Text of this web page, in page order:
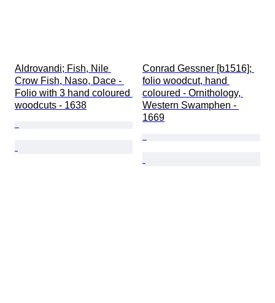
Aldrovandi; Fish, Nile
Crow Fish, Naso, Dace -
Folio with 3 hand coloured
woodcuts - 1638
Conrad Gessner [b1516];
folio woodcut, hand
coloured - Ornithology,
Western Swamphen -
1669